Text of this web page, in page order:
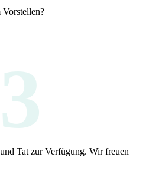
Tat zur Verfügung. Wir freuen